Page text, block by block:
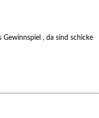
Gewinnspiel , da sind schicke